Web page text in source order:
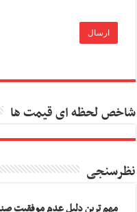
شاخص لحظه ای قیمت ها
نظرسنجی